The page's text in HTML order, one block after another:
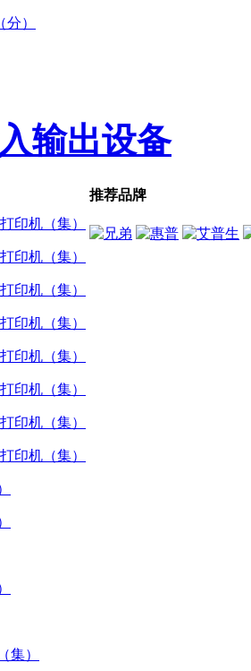
）
输出设备
印机（集）
印机（集）
印机（集）
印机（集）
印机（集）
印机（集）
印机（集）
印机（集）
集）
推荐品牌